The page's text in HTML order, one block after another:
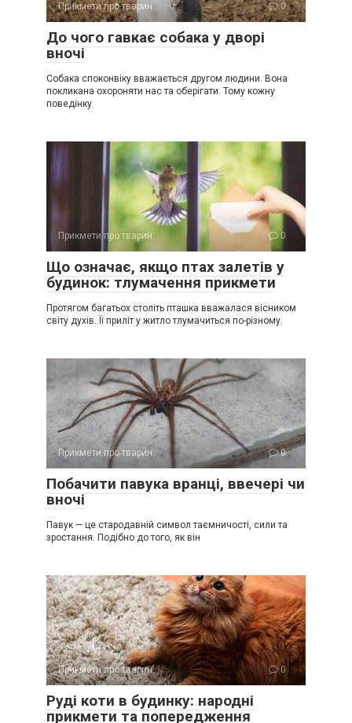
Прикмети про тварин 0
До чого гавкає собака у дворі
вночі
Собака споконвіку вважається другом людини. Вона
покликана охороняти нас та оберігати. Тому кожну
поведінку
Прикмети про тварин 0
Що означає, якщо птах залетів у
будинок: тлумачення прикмети
Протягом багатьох століть пташка вважалася вісником
світу духів. Її приліт у житло тлумачиться по-різному.
Прикмети про тварин 0
Побачити павука вранці, ввечері чи
вночі
Павук — це стародавній символ таємничості, сили та
зростання. Подібно до того, як він
Прикмети про тварин 0
Руді коти в будинку: народні
прикмети та попередження